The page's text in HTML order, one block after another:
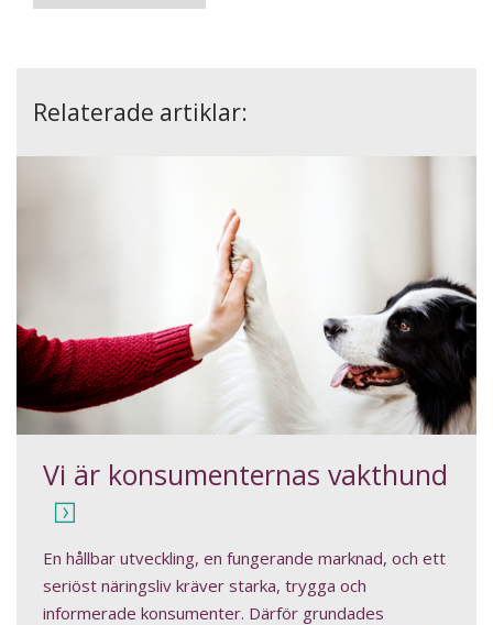
Relaterade artiklar:
Vi är konsumenternas vakthund
En hållbar utveckling, en fungerande marknad, och ett
seriöst näringsliv kräver starka, trygga och
informerade konsumenter. Därför grundades